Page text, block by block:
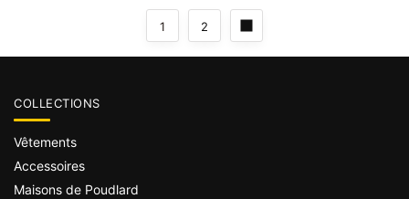
1 2
COLLECTIONS
Vêtements
Accessoires
Maisons de Poudlard